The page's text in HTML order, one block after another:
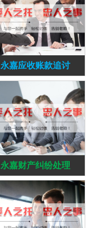
永嘉应收账款追讨
永嘉财产纠纷处理